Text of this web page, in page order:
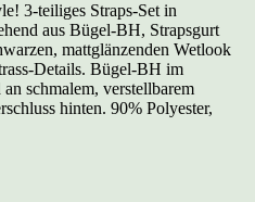
3-teiliges Straps-Set in
aus Bügel-BH, Strapsgurt
mattglänzenden Wetlook
Details. Bügel-BH im
schmalem, verstellbarem
hinten. 90% Polyester,